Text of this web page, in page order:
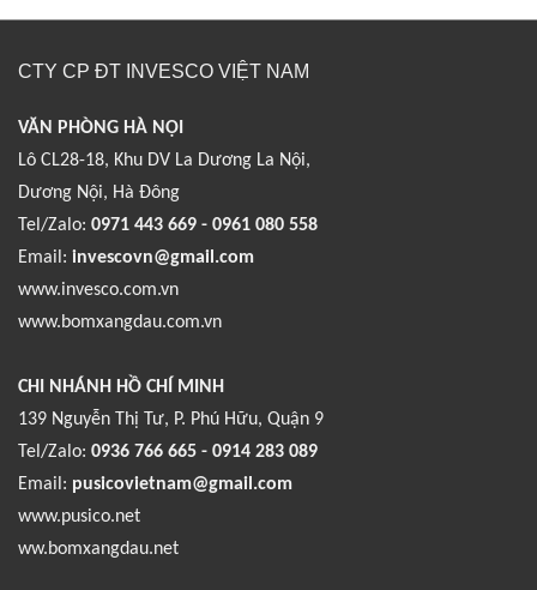
CTY CP ĐT INVESCO VIỆT NAM
VĂN PHÒNG HÀ NỘI
Lô CL28-18, Khu DV La Dương La Nội,
Dương Nội, Hà Đông
Tel/Zalo: 0971 443 669 - 0961 080 558
Email: invescovn@gmail.com
www.invesco.com.vn
www.bomxangdau.com.vn
CHI NHÁNH HỒ CHÍ MINH
139 Nguyễn Thị Tư, P. Phú Hữu, Quận 9
Tel/Zalo: 0936 766 665 - 0914 283 089
Email: pusicovietnam@gmail.com
www.pusico.net
ww.bomxangdau.net